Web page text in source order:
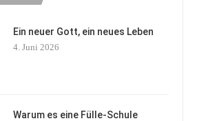
Ein neuer Gott, ein neues Leben
4. Juni 2026
Warum es eine Fülle-Schule